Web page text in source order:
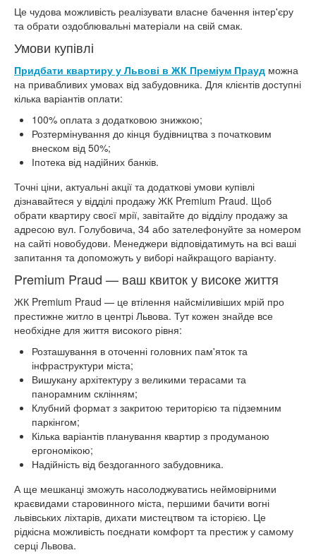
Це чудова можливість реалізувати власне бачення інтер'єру
та обрати оздоблювальні матеріали на свій смак.
Умови купівлі
Придбати квартиру у Львові в ЖК Преміум Прауд можна
на привабливих умовах від забудовника. Для клієнтів доступні
кілька варіантів оплати:
100% оплата з додатковою знижкою;
Розтермінування до кінця будівництва з початковим
внеском від 50%;
Іпотека від надійних банків.
Точні ціни, актуальні акції та додаткові умови купівлі
дізнавайтеся у відділі продажу ЖК Premium Praud. Щоб
обрати квартиру своєї мрії, завітайте до відділу продажу за
адресою вул. Голубовича, 34 або зателефонуйте за номером
на сайті новобудови. Менеджери відповідатимуть на всі ваші
запитання та допоможуть у виборі найкращого варіанту.
Premium Praud — ваш квиток у високе життя
ЖК Premium Praud — це втілення найсміливіших мрій про
престижне житло в центрі Львова. Тут кожен знайде все
необхідне для життя високого рівня:
Розташування в оточенні головних пам'яток та
інфраструктури міста;
Вишукану архітектуру з великими терасами та
панорамним склінням;
Клубний формат з закритою територією та підземним
паркінгом;
Кілька варіантів планування квартир з продуманою
ергономікою;
Надійність від бездоганного забудовника.
А ще мешканці зможуть насолоджуватись неймовірними
краєвидами старовинного міста, першими бачити вогні
львівських ліхтарів, дихати мистецтвом та історією. Це
рідкісна можливість поєднати комфорт та престиж у самому
серці Львова.